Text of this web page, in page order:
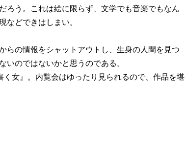
う。これは絵に限らず、文学でも音楽でもなん
などできはしまい。
の情報をシャットアウトし、生身の人間を見つ
いのではないかと思うのである。
女』。内覧会はゆったり見られるので、作品を堪